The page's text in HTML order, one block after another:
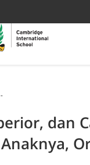
dan